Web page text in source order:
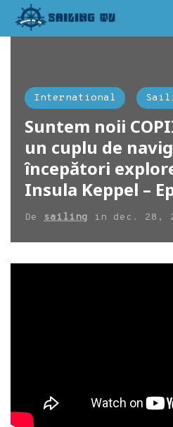
International
Suntem noii
un cuplu de
începători
Insula Keppel –
De sailing in dec. 28,